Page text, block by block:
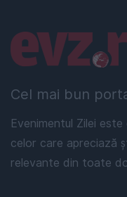
Cel mai bun
Evenimentul Zilei
celor care apreciază
relevante din toate
Linkuri utile